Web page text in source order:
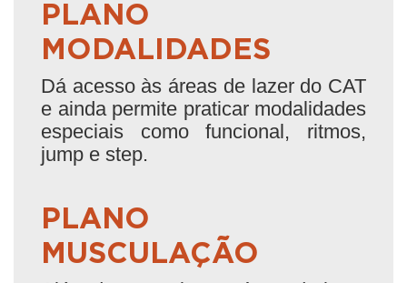
PLANO
MODALIDADES
Dá acesso às áreas de lazer do CAT
e ainda permite praticar modalidades
especiais como funcional, ritmos,
jump e step.
PLANO
MUSCULAÇÃO